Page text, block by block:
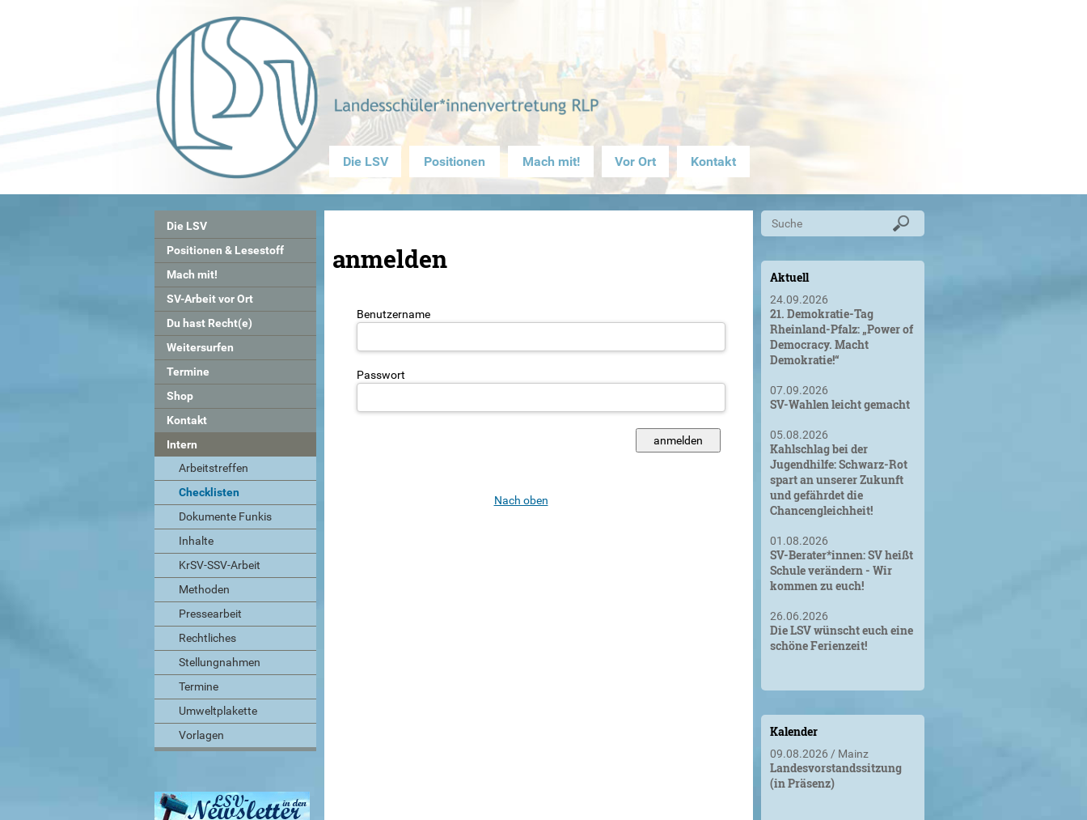
Die LSV Positionen Mach mit! Vor Ort Kontakt
Die LSV
Positionen & Lesestoff
Mach mit!
SV-Arbeit vor Ort
Du hast Recht(e)
Weitersurfen
Termine
Shop
Kontakt
Intern
Arbeitstreffen
Checklisten
Dokumente Funkis
Inhalte
KrSV-SSV-Arbeit
Methoden
Pressearbeit
Rechtliches
Stellungnahmen
Termine
Umweltplakette
Vorlagen
anmelden
Benutzername
Passwort
Nach oben
Aktuell
24.09.2026
21. Demokratie-Tag
Rheinland-Pfalz: „Power of
Democracy. Macht
Demokratie!“
07.09.2026
SV-Wahlen leicht gemacht
05.08.2026
Kahlschlag bei der
Jugendhilfe: Schwarz-Rot
spart an unserer Zukunft
und gefährdet die
Chancengleichheit!
01.08.2026
SV-Berater*innen: SV heißt
Schule verändern - Wir
kommen zu euch!
26.06.2026
Die LSV wünscht euch eine
schöne Ferienzeit!
Kalender
09.08.2026 Mainz
Landesvorstandssitzung
(in Präsenz)